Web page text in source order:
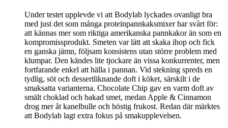
Under testet upplevde vi att Bodylab lyckades ovanligt bra
med just det som många proteinpannkaksmixer har svårt för:
att kännas mer som riktiga amerikanska pannkakor än som en
kompromissprodukt. Smeten var lätt att skaka ihop och fick
en ganska jämn, följsam konsistens utan större problem med
klumpar. Den kändes lite tjockare än vissa konkurrenter, men
fortfarande enkel att hälla i pannan. Vid stekning spreds en
tydlig, söt och dessertliknande doft i köket, särskilt i de
smaksatta varianterna. Chocolate Chip gav en varm doft av
smält choklad och bakad smet, medan Apple & Cinnamon
drog mer åt kanelbulle och höstig frukost. Redan där märktes
att Bodylab lagt extra fokus på smakupplevelsen.